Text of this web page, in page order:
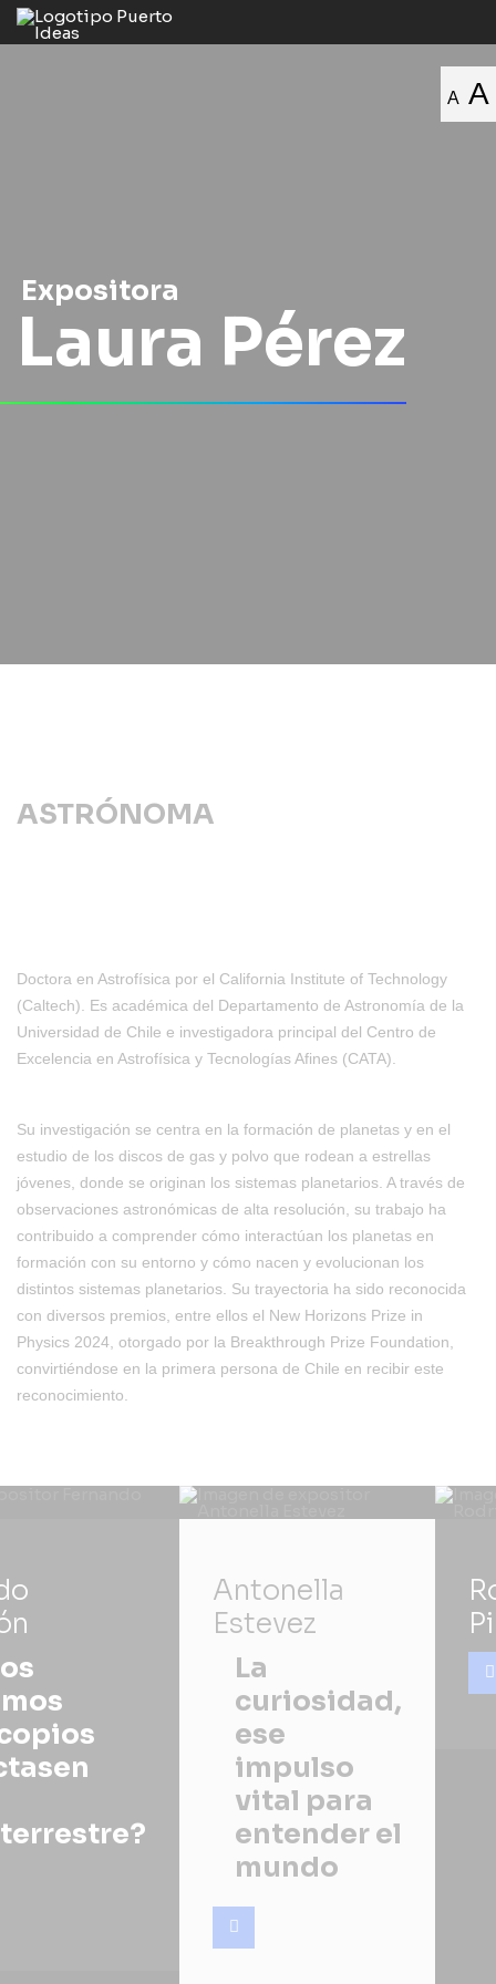
A A
Expositora
Laura Pérez
ASTRÓNOMA
Doctora en Astrofísica por el California Institute of Technology
(Caltech). Es académica del Departamento de Astronomía de la
Universidad de Chile e investigadora principal del Centro de
Excelencia en Astrofísica y Tecnologías Afines (CATA).
Su investigación se centra en la formación de planetas y en el
estudio de los discos de gas y polvo que rodean a estrellas
jóvenes, donde se originan los sistemas planetarios. A través de
observaciones astronómicas de alta resolución, su trabajo ha
contribuido a comprender cómo interactúan los planetas en
formación con su entorno y cómo nacen y evolucionan los
distintos sistemas planetarios. Su trayectoria ha sido reconocida
con diversos premios, entre ellos el New Horizons Prize in
Physics 2024, otorgado por la Breakthrough Prize Foundation,
convirtiéndose en la primera persona de Chile en recibir este
reconocimiento.
Antonella
Estevez
La
curiosidad,
ese
impulso
vital para
entender el
mundo